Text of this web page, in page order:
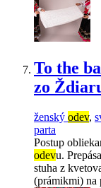
To the
zo
ženský odev,
parta
Postup
odevu.
stuha z
(prámikmi) na